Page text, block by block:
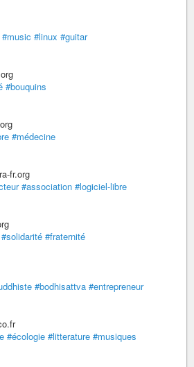
#music #linux #guitar
#bouquins
#médecine
fr.org
#association #logiciel-libre
#solidarité #fraternité
#bodhisattva #entrepreneur
#écologie #litterature #musiques